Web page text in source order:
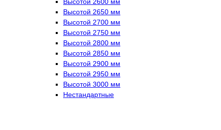
Высотой 2650 мм
Высотой 2700 мм
Высотой 2750 мм
Высотой 2800 мм
Высотой 2850 мм
Высотой 2900 мм
Высотой 2950 мм
Высотой 3000 мм
Нестандартные